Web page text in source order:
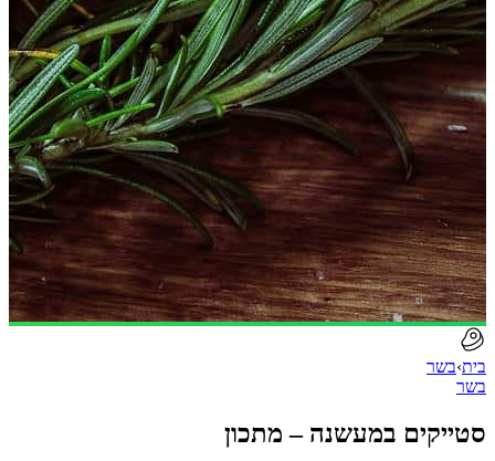
בית›בשר
בשר
סטייקים במעשנה – מתכון